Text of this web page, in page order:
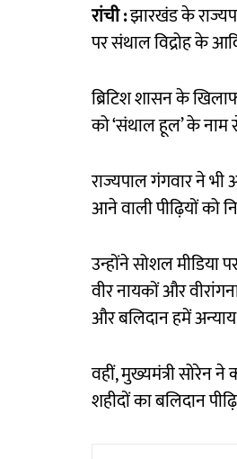
रांची :झारखंड के
पर संथाल विद्रोह के
ब्रिटिश शासन के
को ‘संथाल हूल’ के नाम
राज्यपाल गंगवार ने भी
आने वाली पीढ़ियों को
उन्होंने सोशल मीडिया
वीर नायकों और
और बलिदान हमें
वहीं, मुख्यमंत्री सोरेन
शहीदों का बलिदान